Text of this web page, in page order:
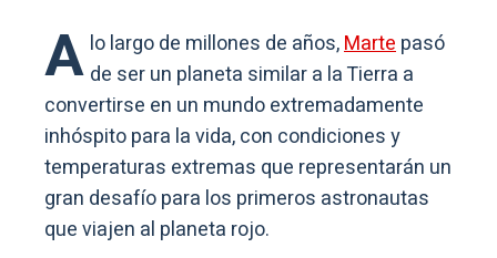
A lo largo de millones de años,Martepasó
de ser un planeta similar a la Tierra a
convertirse en un mundo extremadamente
inhóspito para la vida, con condiciones y
temperaturas extremas que representarán un
gran desafío para los primeros astronautas
que viajen al planeta rojo.